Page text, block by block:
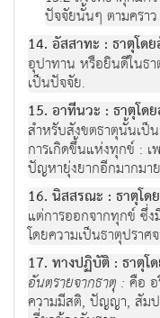
ปัจจัยนั้นๆ ตามครา
14. อัสสาทะ : ธาตุโด
อุปาทาน หรือยินดีในธ
เป็นปัจจัย.
15. อาทีนวะ : ธาตุโด
สำหรับสังขตธาตุนั้นเป็
การเกิดขึ้นแห่งทุกข์ : เ
ปัญหายุ่งยากอีกมากมา
16. นิสสรณะ : ธาตุโด
แต่การออกจากทุกข์ ซึ่ง
โดยความเป็นธาตุปรา
17. ทางปฏิบัติ : ธาตุโ
อันตรายจากธาตุ : คือ
ความมีสติ, ปัญญา, สัม